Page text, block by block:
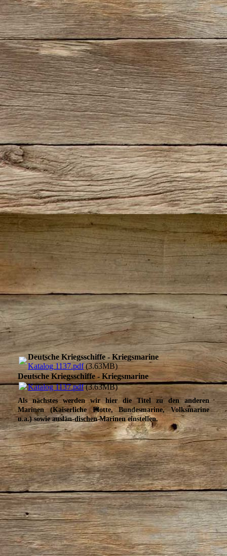
1137-611
Deutsche Kriegsschiffe - Kriegsmarine
Katalog 1137.pdf(3.63MB)
Deutsche Kriegsschiffe - Kriegsmarine
Katalog 1137.pdf(3.63MB)
Als nächstes werden wir hier die Titel zu den anderen
Marinen (Kaiserliche Flotte, Bundesmarine, Volksmarine
u.a.) sowie auslän-dischen Marinen einstellen.